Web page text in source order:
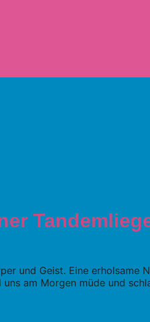
und Geist. Eine
am Morgen müde und